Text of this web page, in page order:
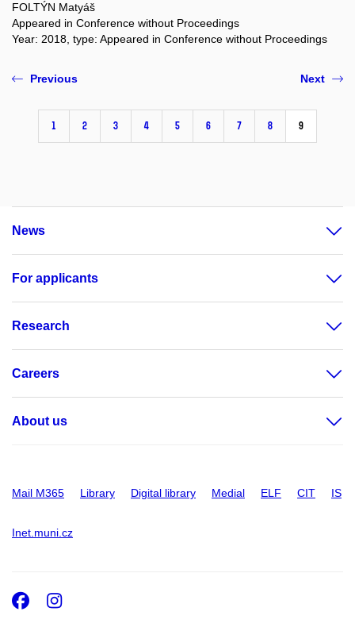
FOLTÝN Matyáš
Appeared in Conference without Proceedings
Year: 2018, type: Appeared in Conference without Proceedings
Previous
1 2 3 4 5 6 7 8 9
Next
News
For applicants
Research
Careers
About us
Mail M365 Library Digital library Medial ELF CIT IS
Inet.muni.cz
Facebook
Instagram